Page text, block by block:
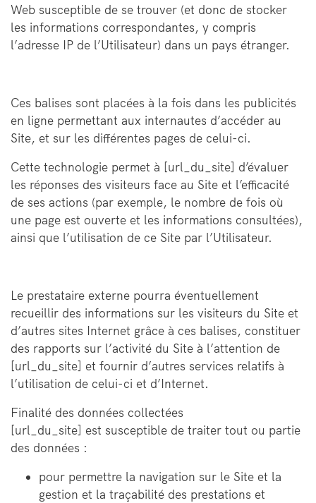
Web susceptible de se trouver (et donc de stocker
les informations correspondantes, y compris
l’adresse IP de l’Utilisateur) dans un pays étranger.
Ces balises sont placées à la fois dans les publicités
en ligne permettant aux internautes d’accéder au
Site, et sur les différentes pages de celui-ci.
Cette technologie permet à [url_du_site] d’évaluer
les réponses des visiteurs face au Site et l’efficacité
de ses actions (par exemple, le nombre de fois où
une page est ouverte et les informations consultées),
ainsi que l’utilisation de ce Site par l’Utilisateur.
Le prestataire externe pourra éventuellement
recueillir des informations sur les visiteurs du Site et
d’autres sites Internet grâce à ces balises, constituer
des rapports sur l’activité du Site à l’attention de
[url_du_site] et fournir d’autres services relatifs à
l’utilisation de celui-ci et d’Internet.
Finalité des données collectées
[url_du_site] est susceptible de traiter tout ou partie
des données :
pour permettre la navigation sur le Site et la
gestion et la traçabilité des prestations et